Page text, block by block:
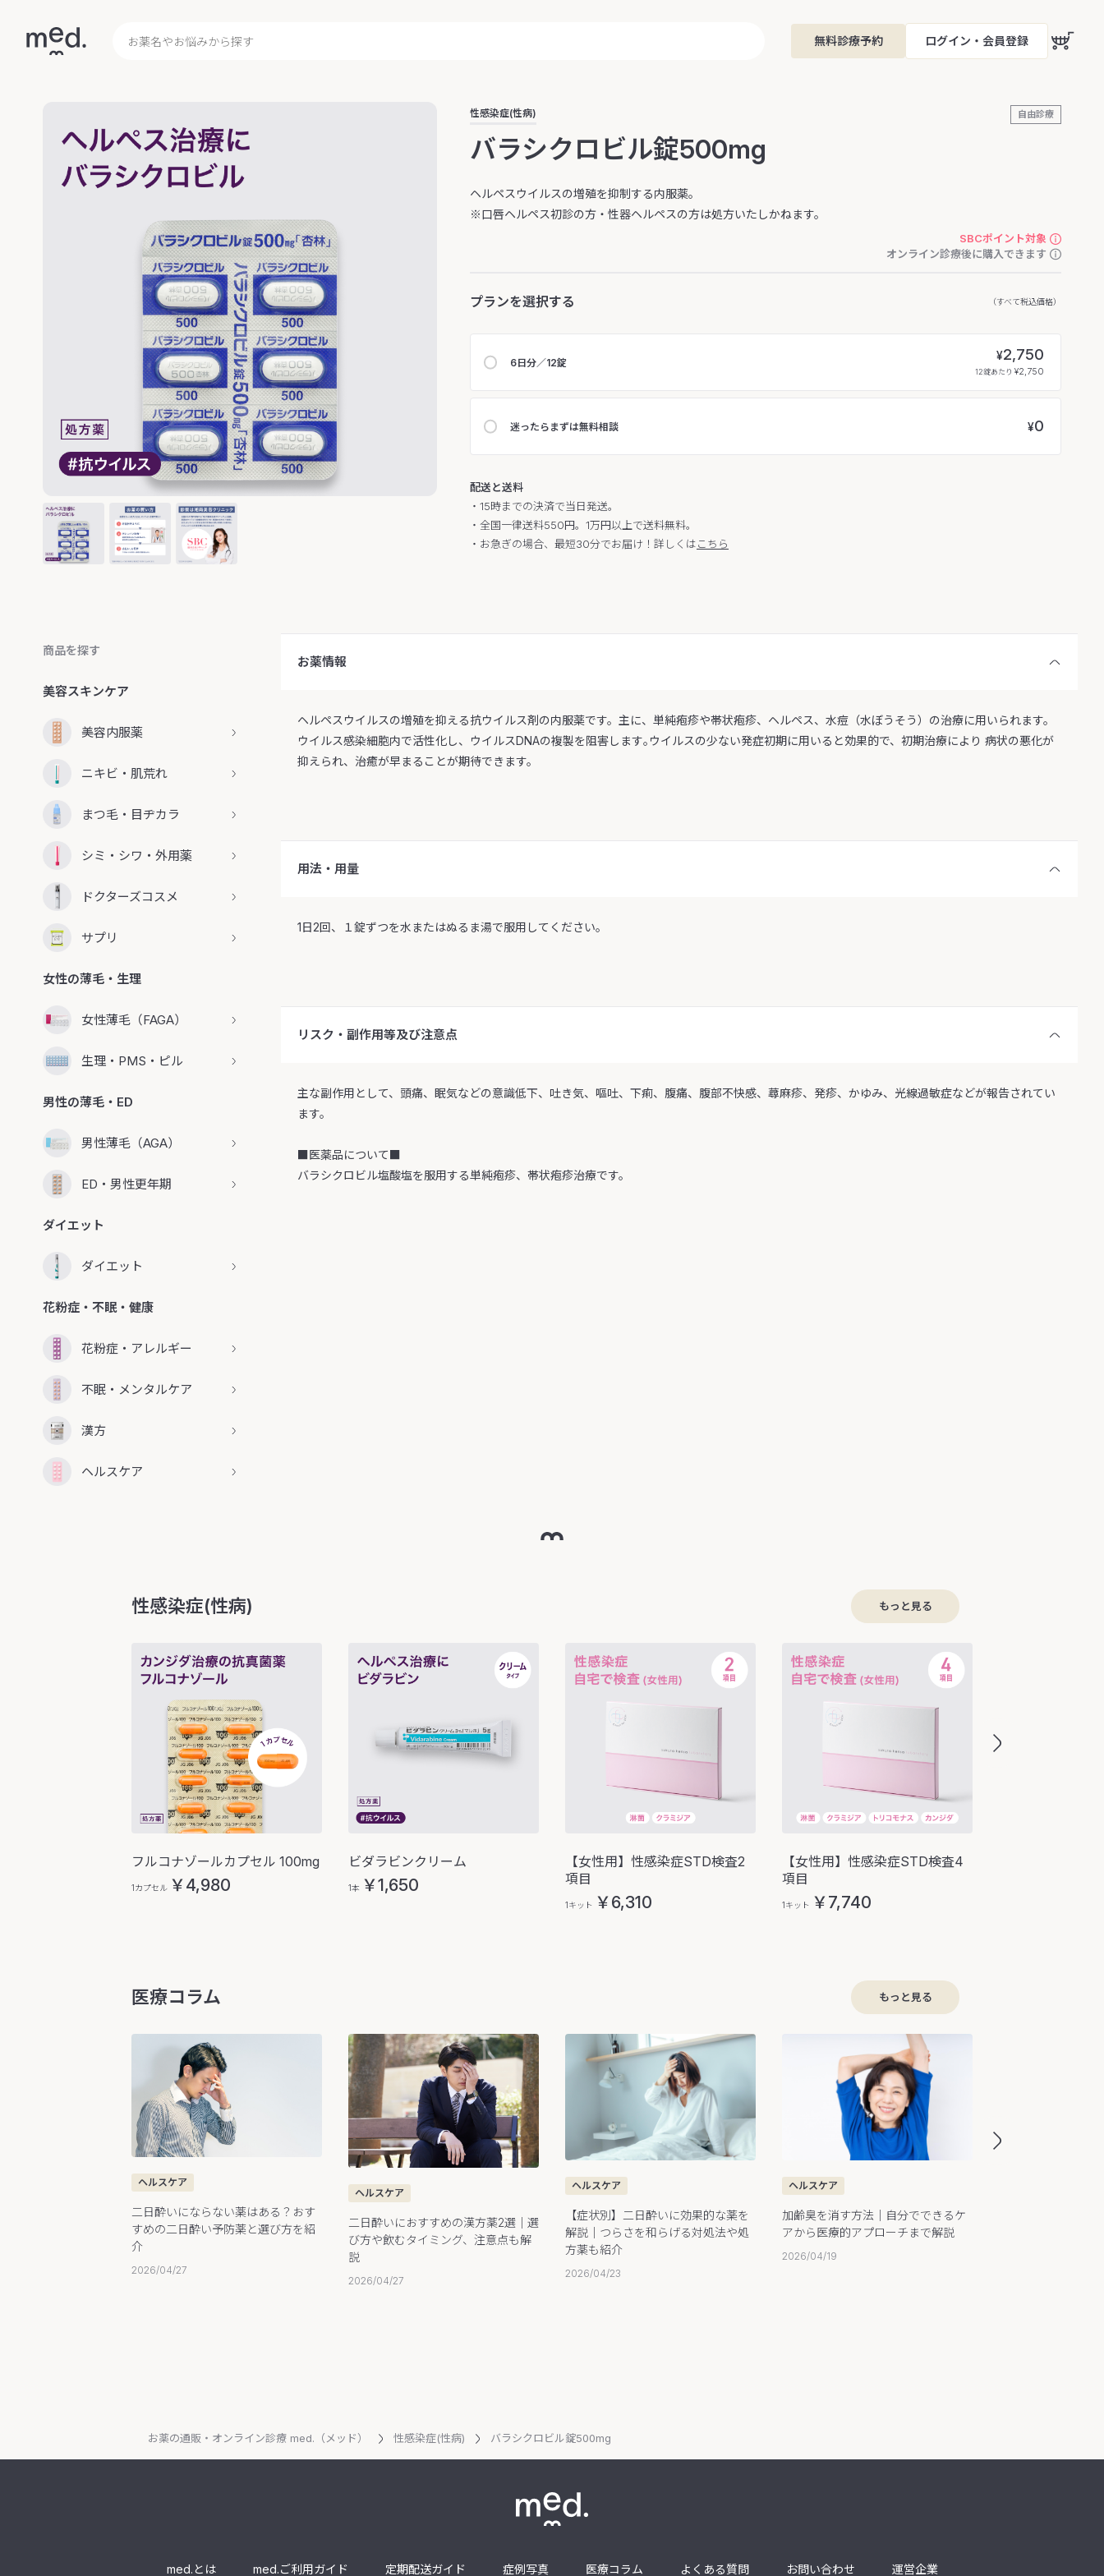
無料診療予約 ログイン・会員登録
自由診療
性感染症(性病)
バラシクロビル錠500mg
ヘルペスウイルスの増殖を抑制する内服薬。
※口唇ヘルペス初診の方・性器ヘルペスの方は処方いたしかねます。
SBCポイント対象
オンライン診療後に購入できます
プランを選択する （すべて税込価格）
6日分／12錠
¥2,750
12錠あたり ¥2,750
迷ったらまずは無料相談 ¥0
配送と送料
・15時までの決済で当日発送。
・全国一律送料550円。1万円以上で送料無料。
・お急ぎの場合、最短30分でお届け！詳しくはこちら
商品を探す
美容スキンケア
美容内服薬
ニキビ・肌荒れ
まつ毛・目ヂカラ
シミ・シワ・外用薬
ドクターズコスメ
サプリ
女性の薄毛・生理
女性薄毛（FAGA）
生理・PMS・ピル
男性の薄毛・ED
男性薄毛（AGA）
ED・男性更年期
ダイエット
ダイエット
花粉症・不眠・健康
花粉症・アレルギー
不眠・メンタルケア
漢方
ヘルスケア
お薬情報
ヘルペスウイルスの増殖を抑える抗ウイルス剤の内服薬です。主に、単純疱疹や帯状疱疹、ヘルペス、水痘（水ぼうそう）の治療に用いられます。
ウイルス感染細胞内で活性化し、ウイルスDNAの複製を阻害します｡ウイルスの少ない発症初期に用いると効果的で、初期治療により 病状の悪化が
抑えられ、治癒が早まることが期待できます。
用法・用量
1日2回、１錠ずつを水またはぬるま湯で服用してください。
リスク・副作用等及び注意点
主な副作用として、頭痛、眠気などの意識低下、吐き気、嘔吐、下痢、腹痛、腹部不快感、蕁麻疹、発疹、かゆみ、光線過敏症などが報告されてい
ます。
■医薬品について■
バラシクロビル塩酸塩を服用する単純疱疹、帯状疱疹治療です。
性感染症(性病) もっと見る
フルコナゾールカプセル 100mg
1カプセル ￥4,980
ビダラビンクリーム
1本 ￥1,650
【女性用】性感染症STD検査2
項目
1キット ￥6,310
【女性用】性感染症STD検査4
項目
1キット ￥7,740
医療コラム もっと見る
ヘルスケア
二日酔いにならない薬はある？おす
すめの二日酔い予防薬と選び方を紹
介
2026/04/27
ヘルスケア
二日酔いにおすすめの漢方薬2選｜選
び方や飲むタイミング、注意点も解
説
2026/04/27
ヘルスケア
【症状別】二日酔いに効果的な薬を
解説｜つらさを和らげる対処法や処
方薬も紹介
2026/04/23
ヘルスケア
加齢臭を消す方法｜自分でできるケ
アから医療的アプローチまで解説
2026/04/19
お薬の通販・オンライン診療 med.（メッド） 性感染症(性病) バラシクロビル錠500mg
med.とは med.ご利用ガイド 定期配送ガイド 症例写真 医療コラム よくある質問 お問い合わせ 運営企業